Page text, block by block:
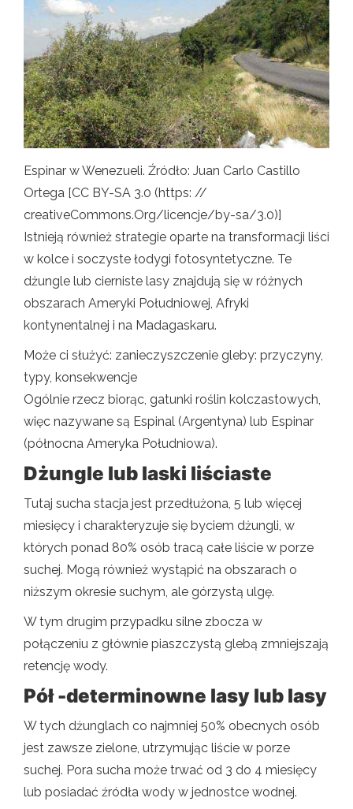
Espinar w Wenezueli. Źródło: Juan Carlo Castillo
Ortega [CC BY-SA 3.0 (https: //
creativeCommons.Org/licencje/by-sa/3.0)]
Istnieją również strategie oparte na transformacji liści
w kolce i soczyste łodygi fotosyntetyczne. Te
dżungle lub cierniste lasy znajdują się w różnych
obszarach Ameryki Południowej, Afryki
kontynentalnej i na Madagaskaru.
Może ci służyć: zanieczyszczenie gleby: przyczyny,
typy, konsekwencje
Ogólnie rzecz biorąc, gatunki roślin kolczastowych,
więc nazywane są Espinal (Argentyna) lub Espinar
(północna Ameryka Południowa).
Dżungle lub laski liściaste
Tutaj sucha stacja jest przedłużona, 5 lub więcej
miesięcy i charakteryzuje się byciem dżungli, w
których ponad 80% osób tracą całe liście w porze
suchej. Mogą również wystąpić na obszarach o
niższym okresie suchym, ale górzystą ulgę.
W tym drugim przypadku silne zbocza w
połączeniu z głównie piaszczystą glebą zmniejszają
retencję wody.
Pół -determinowne lasy lub lasy
W tych dżunglach co najmniej 50% obecnych osób
jest zawsze zielone, utrzymując liście w porze
suchej. Pora sucha może trwać od 3 do 4 miesięcy
lub posiadać źródła wody w jednostce wodnej.